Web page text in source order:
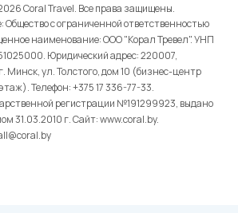
Coral Travel. Все права защищены.
с ограниченной ответственностью
наименование: ООО "Корал Тревел". УНП
Юридический адрес: 220007,
Минск, ул. Толстого, дом 10 (бизнес-центр
Телефон: +375 17 336-77-33.
регистрации №191299923, выдано
31.03.2010 г. Cайт: www.coral.by.